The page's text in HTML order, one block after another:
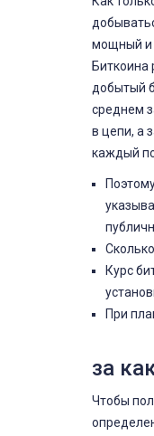
мощный и
Биткоина
добытый
среднем
в цепи, а
каждый
Курс
При
за
Чтобы